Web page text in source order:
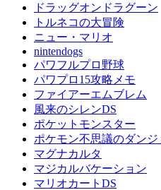
ドラッグオンドラグーン
トルネコの大冒険
ニュー・マリオ
nintendogs
パワフルプロ野球
パワプロ15攻略メモ
ファイアーエムブレム
風来のシレンDS
ポケットモンスター
ポケモン不思議のダンジ
マグナカルタ
マジカルバケーション
マリオカートDS